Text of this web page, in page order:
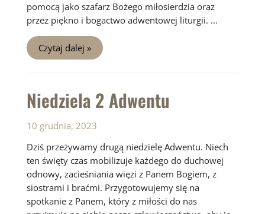
pomocą jako szafarz Bożego miłosierdzia oraz
przez piękno i bogactwo adwentowej liturgii. …
Niedziela
3
Adwentu
Czytaj dalej »
Niedziela 2 Adwentu
10 grudnia, 2023
Dziś przeżywamy drugą niedzielę Adwentu. Niech
ten święty czas mobilizuje każdego do duchowej
odnowy, zacieśniania więzi z Panem Bogiem, z
siostrami i braćmi. Przygotowujemy się na
spotkanie z Panem, który z miłości do nas